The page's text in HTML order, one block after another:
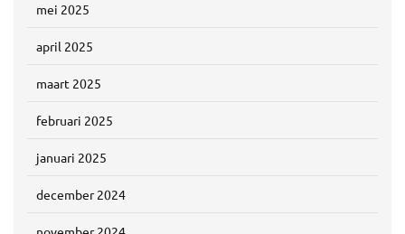
mei 2025
april 2025
maart 2025
februari 2025
januari 2025
december 2024